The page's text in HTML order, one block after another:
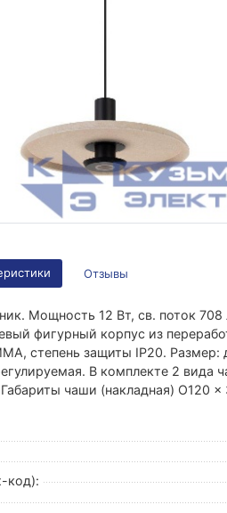
Отзывы
Мощность 12 Вт, св. поток
фигурный корпус из
степень защиты IP20.
В комплекте 2 вида
чаши (накладная) O120
код):